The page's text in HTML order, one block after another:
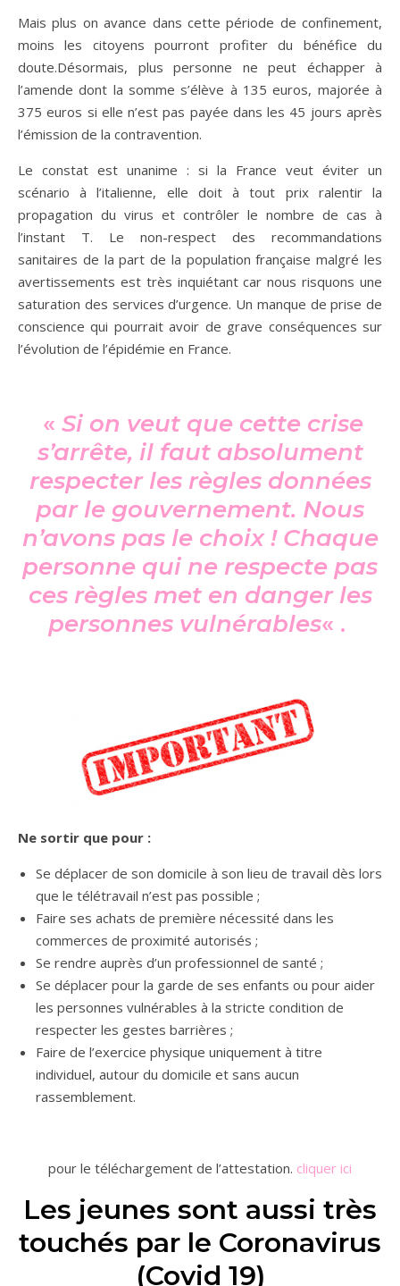
Mais plus on avance dans cette période de confinement,
moins les citoyens pourront profiter du bénéfice du
doute.Désormais, plus personne ne peut échapper à
l’amende dont la somme s’élève à 135 euros, majorée à
375 euros si elle n’est pas payée dans les 45 jours après
l’émission de la contravention.
Le constat est unanime : si la France veut éviter un
scénario à l’italienne, elle doit à tout prix ralentir la
propagation du virus et contrôler le nombre de cas à
l’instant T. Le non-respect des recommandations
sanitaires de la part de la population française malgré les
avertissements est très inquiétant car nous risquons une
saturation des services d’urgence. Un manque de prise de
conscience qui pourrait avoir de grave conséquences sur
l’évolution de l’épidémie en France.
« Si on veut que cette crise
s’arrête, il faut absolument
respecter les règles données
par le gouvernement. Nous
n’avons pas le choix ! Chaque
personne qui ne respecte pas
ces règles met en danger les
personnes vulnérables« .
Ne sortir que pour :
Se déplacer de son domicile à son lieu de travail dès lors
que le télétravail n’est pas possible ;
Faire ses achats de première nécessité dans les
commerces de proximité autorisés ;
Se rendre auprès d’un professionnel de santé ;
Se déplacer pour la garde de ses enfants ou pour aider
les personnes vulnérables à la stricte condition de
respecter les gestes barrières ;
Faire de l’exercice physique uniquement à titre
individuel, autour du domicile et sans aucun
rassemblement.
pour le téléchargement de l’attestation. cliquer ici
Les jeunes sont aussi très
touchés par le Coronavirus
(Covid 19)